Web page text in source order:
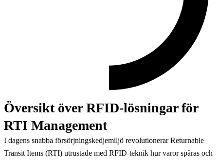
Översikt över RFID-lösningar för
RTI Management
I dagens snabba försörjningskedjemiljö revolutionerar Returnable
Transit Items (RTI) utrustade med RFID-teknik hur varor spåras och